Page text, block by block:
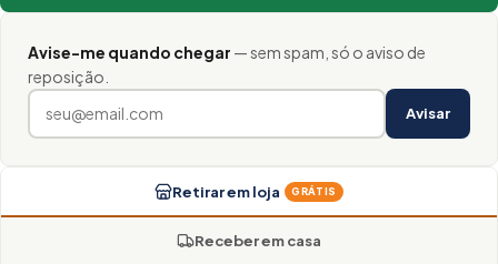
Avise-me quando chegar — sem spam, só o aviso de
reposição.
Avisar
Retirar em loja GRÁTIS
Receber em casa